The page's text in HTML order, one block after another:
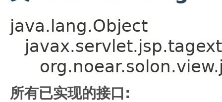
java.lang.Object
所有已实现的接口: